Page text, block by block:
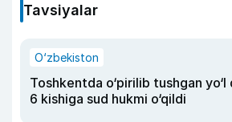
Tavsiyalar
O‘zbekiston
Toshkentda o‘pirilib tushgan yo‘l
6 kishiga sud hukmi o‘qildi